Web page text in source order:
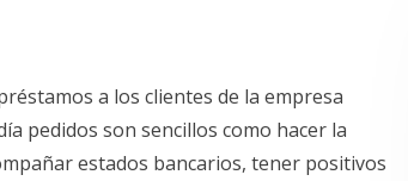
a los clientes de la empresa
pedidos son sencillos como hacer la
estados bancarios, tener positivos